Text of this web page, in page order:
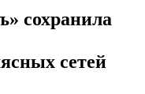
сохранила
сетей